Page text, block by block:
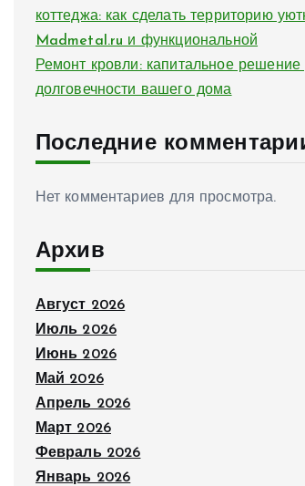
коттеджа: как сделать территорию
Madmetal.ru и функциональной
Ремонт кровли: капитальное решение
долговечности вашего дома
Последние
Нет комментариев для просмотра.
Архив
Август 2026
Июль 2026
Июнь 2026
Май 2026
Апрель 2026
Март 2026
Февраль 2026
Январь 2026